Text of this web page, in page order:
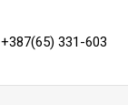
+387(65) 331-603